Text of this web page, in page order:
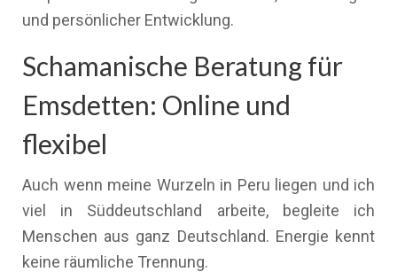
und persönlicher Entwicklung.
Schamanische Beratung für
Emsdetten: Online und
flexibel
Auch wenn meine Wurzeln in Peru liegen und ich
viel in Süddeutschland arbeite, begleite ich
Menschen aus ganz Deutschland. Energie kennt
keine räumliche Trennung.